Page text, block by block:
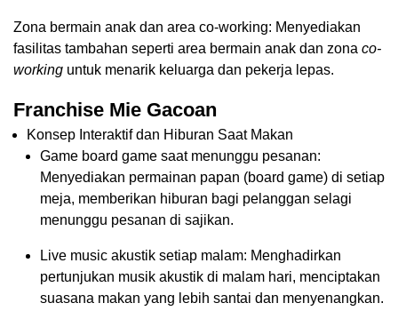
Zona bermain anak dan area co-working: Menyediakan
fasilitas tambahan seperti area bermain anak dan zona co-
working untuk menarik keluarga dan pekerja lepas.
Franchise Mie Gacoan
Konsep Interaktif dan Hiburan Saat Makan
Game board game saat menunggu pesanan:
Menyediakan permainan papan (board game) di setiap
meja, memberikan hiburan bagi pelanggan selagi
menunggu pesanan di sajikan.
Live music akustik setiap malam: Menghadirkan
pertunjukan musik akustik di malam hari, menciptakan
suasana makan yang lebih santai dan menyenangkan.